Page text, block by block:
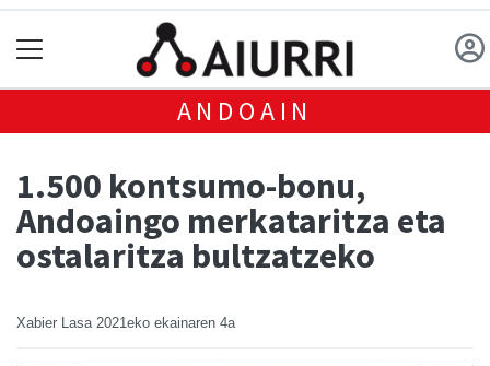
ANDOAIN
1.500 kontsumo-bonu,
Andoaingo merkataritza eta
ostalaritza bultzatzeko
Xabier Lasa 2021eko ekainaren 4a